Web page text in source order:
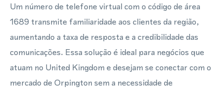
Um número de telefone virtual com o código de área
1689 transmite familiaridade aos clientes da região,
aumentando a taxa de resposta e a credibilidade das
comunicações. Essa solução é ideal para negócios que
atuam no United Kingdom e desejam se conectar com o
mercado de Orpington sem a necessidade de